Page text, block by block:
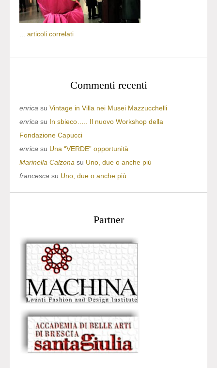
... articoli correlati
Commenti recenti
enrica su Vintage in Villa nei Musei Mazzucchelli
enrica su In sbieco….. Il nuovo Workshop della
Fondazione Capucci
enrica su Una “VERDE” opportunità
Marinella Calzona su Uno, due o anche più
francesca su Uno, due o anche più
Partner